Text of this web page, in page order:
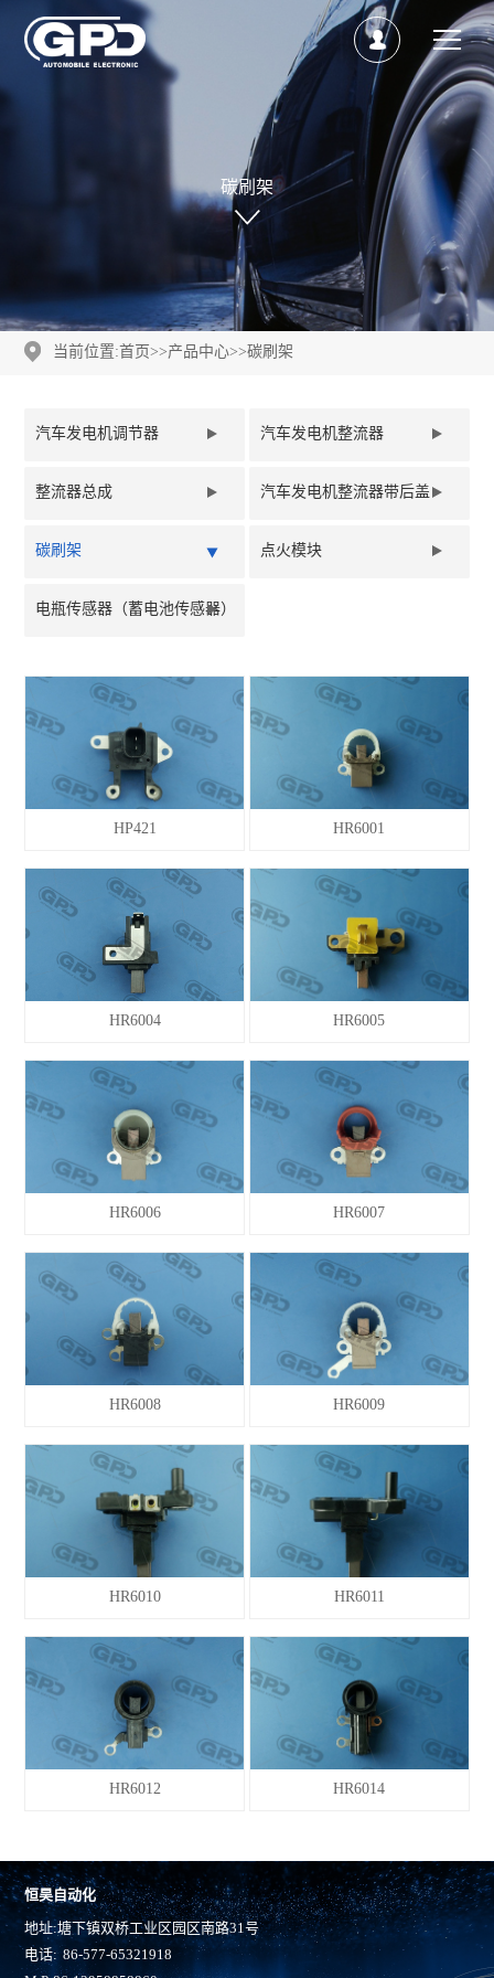
碳刷架
当前位置: 首页>>产品中心>>碳刷架
汽车发电机调节器 汽车发电机整流器
整流器总成 汽车发电机整流器带后盖
碳刷架 点火模块
电瓶传感器（蓄电池传感器）
HP421 HR6001
HR6004 HR6005
HR6006 HR6007
HR6008 HR6009
HR6010 HR6011
HR6012 HR6014
恒昊自动化
地址:塘下镇双桥工业区园区南路31号
电话: 86-577-65321918